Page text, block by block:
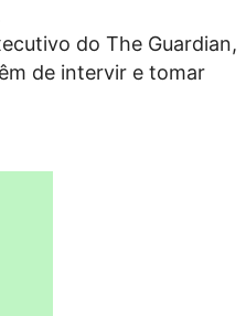
do The Guardian,
de intervir e tomar